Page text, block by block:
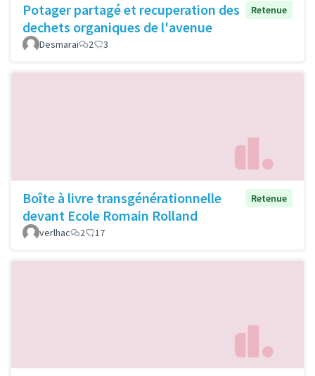
Potager partagé et recuperation des
dechets organiques de l'avenue
Retenue
Desmarai 2 3
Boîte à livre transgénérationnelle
devant Ecole Romain Rolland
Retenue
verlhac 2 17